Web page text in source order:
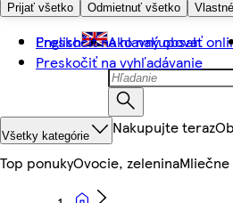
Prijať všetko Odmietnuť všetko
Preskočiť na hlavný obsah
Preskočiť na vyhľadávanie
English Ako nakupovať
Všetky kategórie Nakupujte teraz
Top ponukyOvocie, zelenina